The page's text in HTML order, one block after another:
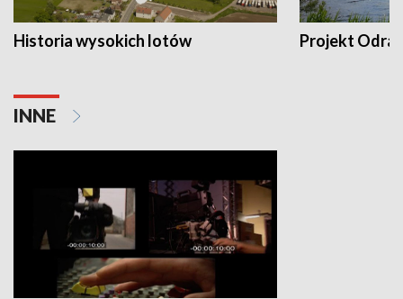
Historia wysokich lotów Projekt Odra
INNE